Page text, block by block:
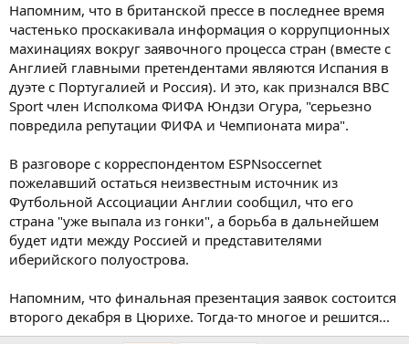
Напомним, что в британской прессе в последнее время
частенько проскакивала информация о коррупционных
махинациях вокруг заявочного процесса стран (вместе с
Англией главными претендентами являются Испания в
дуэте с Португалией и Россия). И это, как признался BBC
Sport член Исполкома ФИФА Юндзи Огура, "серьезно
повредила репутации ФИФА и Чемпионата мира".
В разговоре с корреспондентом ESPNsoccernet
пожелавший остаться неизвестным источник из
Футбольной Ассоциации Англии сообщил, что его
страна "уже выпала из гонки", а борьба в дальнейшем
будет идти между Россией и представителями
иберийского полуострова.
Напомним, что финальная презентация заявок состоится
второго декабря в Цюрихе. Тогда-то многое и решится...